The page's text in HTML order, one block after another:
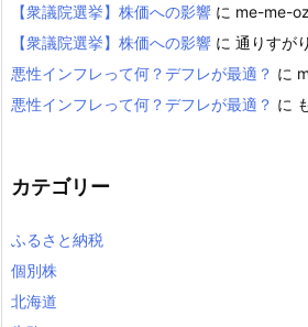
【衆議院選挙】株価への影響 に me-me-
【衆議院選挙】株価への影響 に 通りすがり
悪性インフレって何？デフレが最適？ に
悪性インフレって何？デフレが最適？ に
カテゴリー
ふるさと納税
個別株
北海道